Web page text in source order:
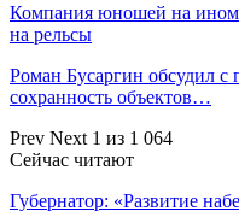
Компания юношей на
на рельсы
Роман Бусаргин обсудил
сохранность объектов…
Prev Next 1 из 1 064
Сейчас читают
Губернатор: «Развитие